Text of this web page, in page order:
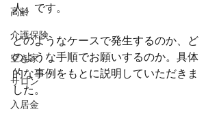
高齢
介護保険
空き家
サロン
入居金
人」です。
どのようなケースで発生するのか、ど
のような手順でお願いするのか。具体
的な事例をもとに説明していただきま
した。